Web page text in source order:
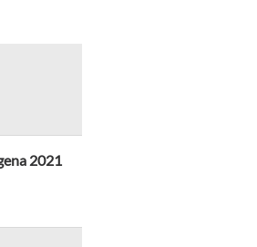
2021